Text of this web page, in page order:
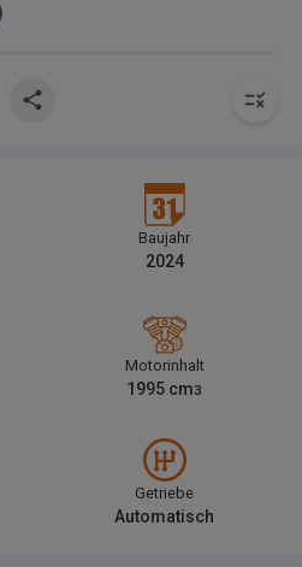
Baujahr
2024
Motorinhalt
1995 cm3
Getriebe
Automatisch